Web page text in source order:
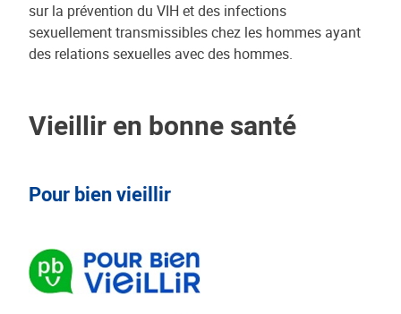
sur la prévention du VIH et des infections
sexuellement transmissibles chez les hommes ayant
des relations sexuelles avec des hommes.
Vieillir en bonne santé
Pour bien vieillir